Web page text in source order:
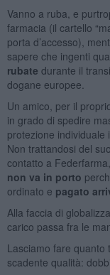
Vanno a ruba, e
farmacia (il cartello
porta d’accesso),
sapere che ingenti
rubate durante il
dogane europee.
Un amico, per il
in grado di spedire
protezione individuale
Non trattandosi del
contatto a
non va in porto
ordinato e pagato
Alla faccia di
carico passa fra le
Lasciamo fare quanto
scadente qualità: